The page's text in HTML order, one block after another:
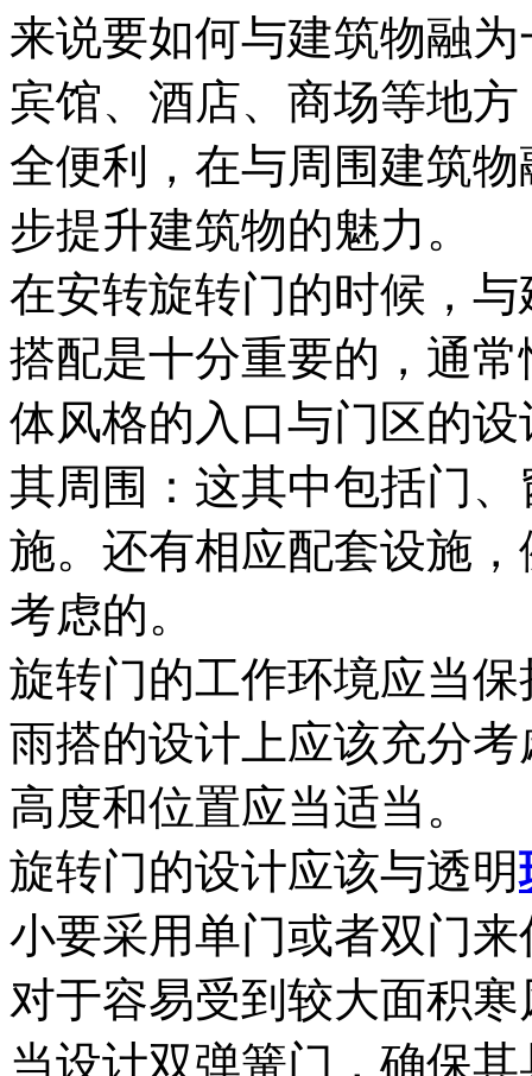
来说要如何与建筑物融
宾馆、酒店、商场等地
全便利，在与周围建筑
步提升建筑物的魅力。
在安转旋转门的时候，
搭配是十分重要的，通
体风格的入口与门区的
其周围：这其中包括门
施。还有相应配套设施，
考虑的。
旋转门的工作环境应当
雨搭的设计上应该充分
高度和位置应当适当。
旋转门的设计应该与透明
小要采用单门或者双门来
对于容易受到较大面积
当设计双弹簧门，确保